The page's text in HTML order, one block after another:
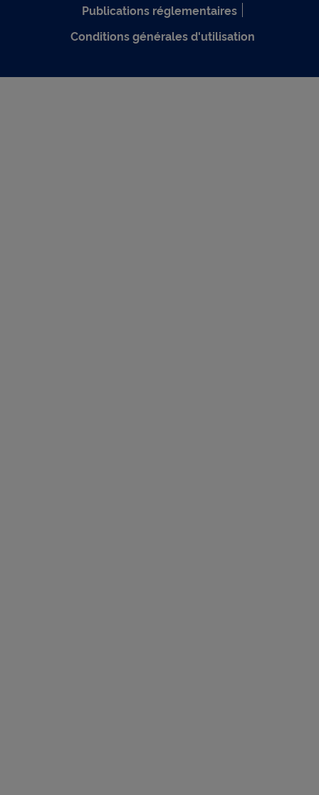
Publications réglementaires
Conditions générales d'utilisation